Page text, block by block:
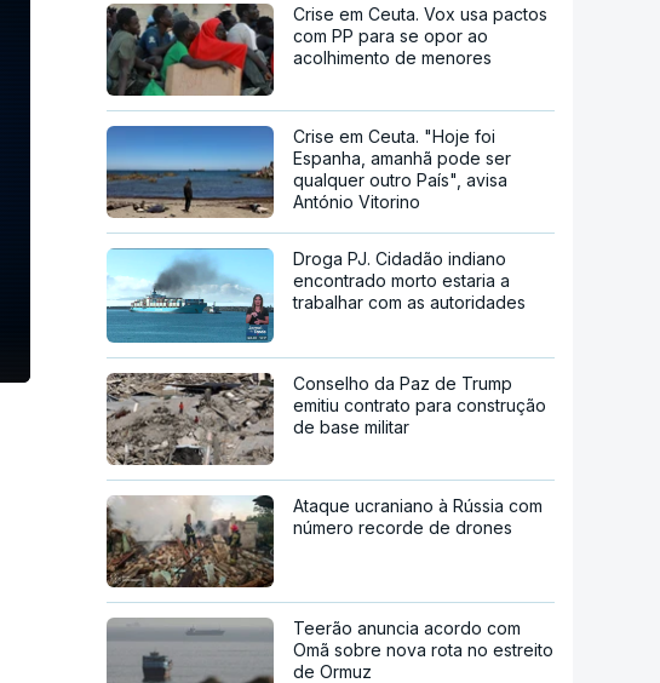
Crise em Ceuta. Vox usa pactos
com PP para se opor ao
acolhimento de menores
Crise em Ceuta. "Hoje foi
Espanha, amanhã pode ser
qualquer outro País", avisa
António Vitorino
Droga PJ. Cidadão indiano
encontrado morto estaria a
trabalhar com as autoridades
Conselho da Paz de Trump
emitiu contrato para construção
de base militar
Ataque ucraniano à Rússia com
número recorde de drones
Teerão anuncia acordo com
Omã sobre nova rota no estreito
de Ormuz